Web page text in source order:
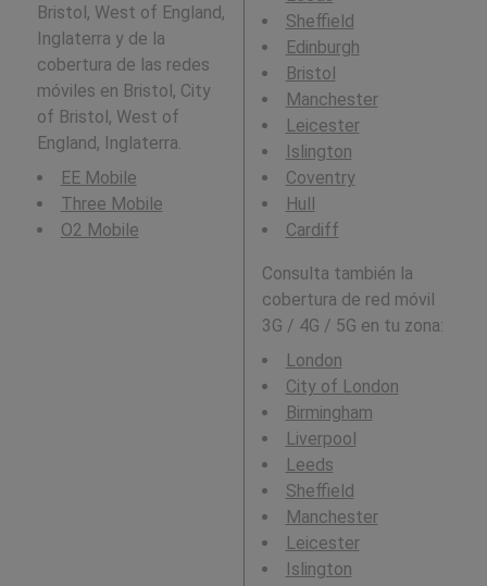
Bristol, West of England,
Inglaterra y de la
cobertura de las redes
móviles en Bristol, City
of Bristol, West of
England, Inglaterra.
EE Mobile
Three Mobile
O2 Mobile
Sheffield
Edinburgh
Bristol
Manchester
Leicester
Islington
Coventry
Hull
Cardiff
Consulta también la
cobertura de red móvil
3G / 4G / 5G en tu zona:
London
City of London
Birmingham
Liverpool
Leeds
Sheffield
Manchester
Leicester
Islington